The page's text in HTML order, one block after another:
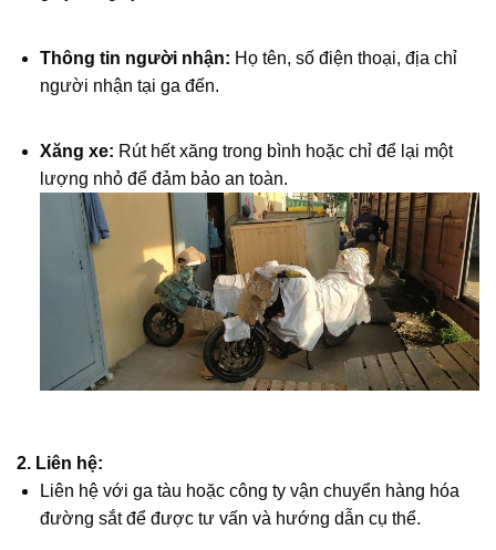
Thông tin người nhận: Họ tên, số điện thoại, địa chỉ
người nhận tại ga đến.
Xăng xe: Rút hết xăng trong bình hoặc chỉ để lại một
lượng nhỏ để đảm bảo an toàn.
2. Liên hệ:
Liên hệ với ga tàu hoặc công ty vận chuyển hàng hóa
đường sắt để được tư vấn và hướng dẫn cụ thể.